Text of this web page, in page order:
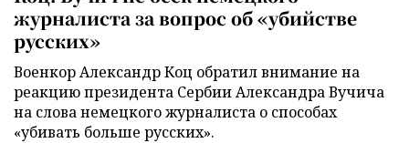
журналиста за вопрос об «убийстве
русских»
Военкор Александр Коц обратил внимание на
реакцию президента Сербии Александра Вучича
на слова немецкого журналиста о способах
«убивать больше русских».